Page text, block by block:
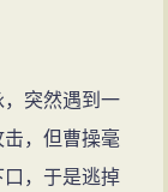
突然遇到一
，但曹操毫
，于是逃掉